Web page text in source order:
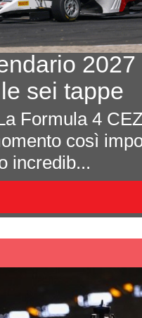
banco per
al Paul
Ford
nella classe